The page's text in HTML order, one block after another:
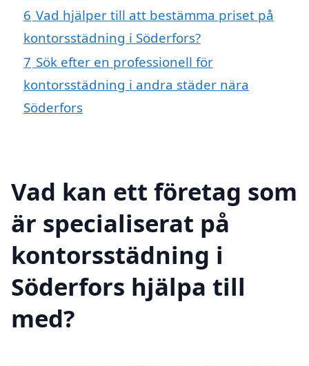
6 Vad hjälper till att bestämma priset på
kontorsstädning i Söderfors?
7 Sök efter en professionell för
kontorsstädning i andra städer nära
Söderfors
Vad kan ett företag som
är specialiserat på
kontorsstädning i
Söderfors hjälpa till
med?